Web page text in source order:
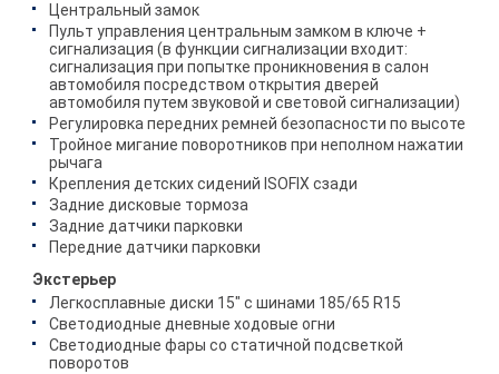
Центральный замок
Пульт управления центральным замком в ключе +
сигнализация (в функции сигнализации входит:
сигнализация при попытке проникновения в салон
автомобиля посредством открытия дверей
автомобиля путем звуковой и световой сигнализации)
Регулировка передних ремней безопасности по высоте
Тройное мигание поворотников при неполном нажатии
рычага
Крепления детских сидений ISOFIX сзади
Задние дисковые тормоза
Задние датчики парковки
Передние датчики парковки
Экстерьер
Легкосплавные диски 15" с шинами 185/65 R15
Светодиодные дневные ходовые огни
Светодиодные фары со статичной подсветкой
поворотов